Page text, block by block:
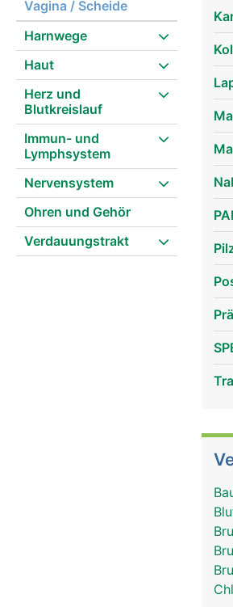
Vagina / Scheide
Harnwege
Haut
Herz und
Blutkreislauf
Immun- und
Lymphsystem
Nervensystem
Ohren und Gehör
Verdauungstrakt